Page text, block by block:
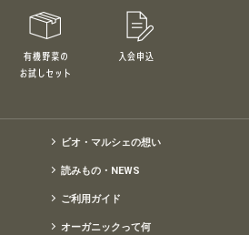
宅配サービス紹介 有機野菜のお試しセット
ビオ・マルシェの想い
読みもの・NEWS
ご利用ガイド
オーガニックって何